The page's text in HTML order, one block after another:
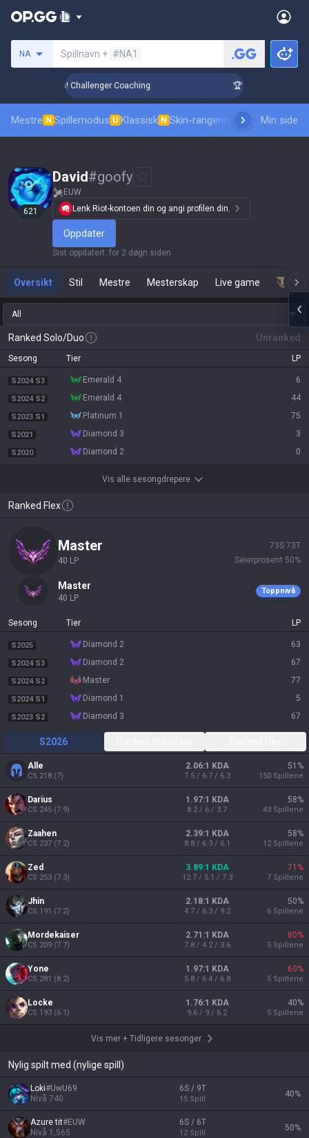
NA Spillnavn + #NA1
Up in 3 Days! Challenger Coaching 🏆 Rank Up in 3 Days!
Mestre N Spillemodus U Klassisk N Skin-rangeringRangeringer
Min side
621
David#goofy
EUW
Lenk Riot-kontoen din og angi profilen din.
Oppdater
Sist oppdatert: for 2 døgn siden
Oversikt Stil Mestre Mesterskap Live game
All
Ranked Solo/Duo Unranked
Sesong Tier LP
S2024 S3 emerald 4 6
S2024 S2 emerald 4 44
S2023 S1 platinum 1 75
S2021 diamond 3 3
S2020 diamond 2 0
Vis alle sesongdrepere
Ranked Flex
master
40 LP
73S 73T
Seierprosent 50%
master
40 LP
Toppnivå
Sesong Tier LP
S2025 diamond 2 63
S2024 S3 diamond 2 67
S2024 S2 master 77
S2024 S1 diamond 1 5
S2023 S2 diamond 3 67
S2026
Alle
CS 218 (7)
2.06:1 KDA
7.5 / 6.7 / 6.3
51 %
150 Spillene
Darius
CS 245 (7.9)
1.97:1 KDA
8.2 / 6 / 3.7
58%
43 Spillene
Zaahen
CS 237 (7.2)
2.39:1 KDA
8.8 / 6.3 / 6.1
58%
12 Spillene
Zed
CS 253 (7.3)
3.89:1 KDA
12.7 / 5.1 / 7.3
71 %
7 Spillene
Jhin
CS 191 (7.2)
2.18:1 KDA
4.7 / 6.3 / 9.2
50%
6 Spillene
Mordekaiser
CS 209 (7.7)
2.71:1 KDA
7.8 / 4.2 / 3.6
80%
5 Spillene
Yone
CS 281 (8.2)
1.97:1 KDA
5.8 / 6.4 / 6.8
60%
5 Spillene
Locke
CS 193 (6.1)
1.76:1 KDA
9.6 / 9 / 6.2
40%
5 Spillene
Vis mer + Tidligere sesonger
Nylig spilt med (nylige spill)
Loki#UwU69
Nivå 740
6S / 9T
15 Spill
40%
Azure tit#EUW
Nivå 1,565
6S / 6T
12 Spill
50%